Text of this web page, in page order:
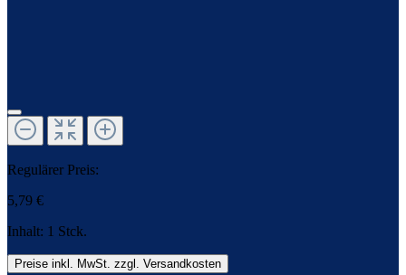
Regulärer Preis:
5,79 €
Inhalt: 1 Stck.
Preise inkl. MwSt. zzgl. Versandkosten